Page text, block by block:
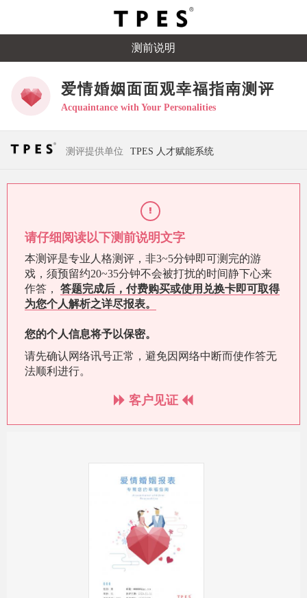
测前说明
爱情婚姻面面观幸福指南测评
Acquaintance with Your Personalities
测评提供单位 TPES 人才赋能系统
请仔细阅读以下测前说明文字
本测评是专业人格测评，非3~5分钟即可测完的游
戏，须预留约20~35分钟不会被打扰的时间静下心来
作答， 答题完成后，付费购买或使用兑换卡即可取得
为您个人解析之详尽报表。
您的个人信息将予以保密。
请先确认网络讯号正常，避免因网络中断而使作答无
法顺利进行。
客户见证